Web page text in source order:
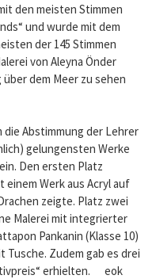
den meisten Stimmen
und wurde mit dem
der 145 Stimmen
von Aleyna Önder
dem Meer zu sehen
Abstimmung der Lehrer
gelungensten Werke
Den ersten Platz
einem Werk aus Acryl auf
zeigte. Platz zwei
Malerei mit integrierter
Pankanin (Klasse 10)
Zudem gab es drei
erhielten. eok